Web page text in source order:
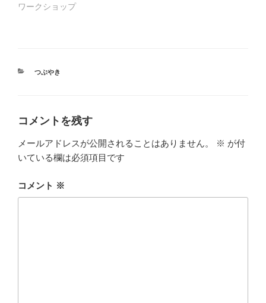
ワークショップ
カ
つぶやき
コメントを残す
メールアドレスが公開されることはありません。 ※ が付
いている欄は必須項目です
コメント ※